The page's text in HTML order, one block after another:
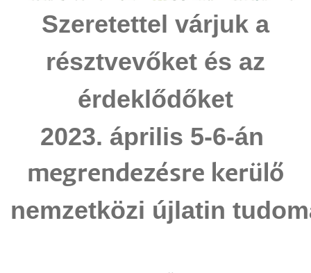
Szeretettel várjuk a
résztvevőket és az
érdeklődőket
2023. április 5-6-án
megrendezésre kerülő
nemzetközi újlatin